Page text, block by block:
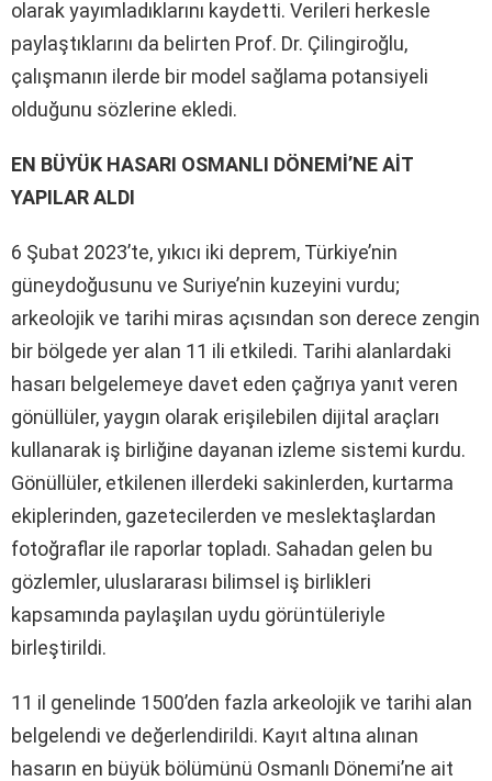
olarak yayımladıklarını kaydetti. Verileri herkesle
paylaştıklarını da belirten Prof. Dr. Çilingiroğlu,
çalışmanın ilerde bir model sağlama potansiyeli
olduğunu sözlerine ekledi.
EN BÜYÜK HASARI OSMANLI DÖNEMİ’NE AİT
YAPILAR ALDI
6 Şubat 2023’te, yıkıcı iki deprem, Türkiye’nin
güneydoğusunu ve Suriye’nin kuzeyini vurdu;
arkeolojik ve tarihi miras açısından son derece zengin
bir bölgede yer alan 11 ili etkiledi. Tarihi alanlardaki
hasarı belgelemeye davet eden çağrıya yanıt veren
gönüllüler, yaygın olarak erişilebilen dijital araçları
kullanarak iş birliğine dayanan izleme sistemi kurdu.
Gönüllüler, etkilenen illerdeki sakinlerden, kurtarma
ekiplerinden, gazetecilerden ve meslektaşlardan
fotoğraflar ile raporlar topladı. Sahadan gelen bu
gözlemler, uluslararası bilimsel iş birlikleri
kapsamında paylaşılan uydu görüntüleriyle
birleştirildi.
11 il genelinde 1500’den fazla arkeolojik ve tarihi alan
belgelendi ve değerlendirildi. Kayıt altına alınan
hasarın en büyük bölümünü Osmanlı Dönemi’ne ait